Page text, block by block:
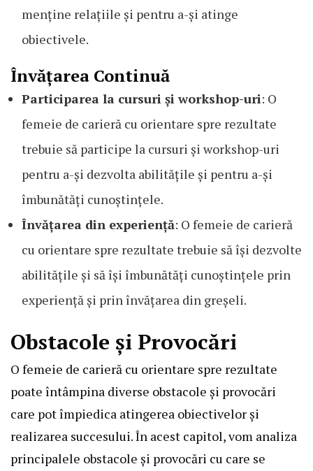
menține relațiile și pentru a-și atinge
obiectivele.
Învățarea Continuă
Participarea la cursuri și workshop-uri: O
femeie de carieră cu orientare spre rezultate
trebuie să participe la cursuri și workshop-uri
pentru a-și dezvolta abilitățile și pentru a-și
îmbunătăți cunoștințele.
Învățarea din experiență: O femeie de carieră
cu orientare spre rezultate trebuie să își dezvolte
abilitățile și să își îmbunătăți cunoștințele prin
experiență și prin învățarea din greșeli.
Obstacole și Provocări
O femeie de carieră cu orientare spre rezultate
poate întâmpina diverse obstacole și provocări
care pot împiedica atingerea obiectivelor și
realizarea succesului. În acest capitol, vom analiza
principalele obstacole și provocări cu care se